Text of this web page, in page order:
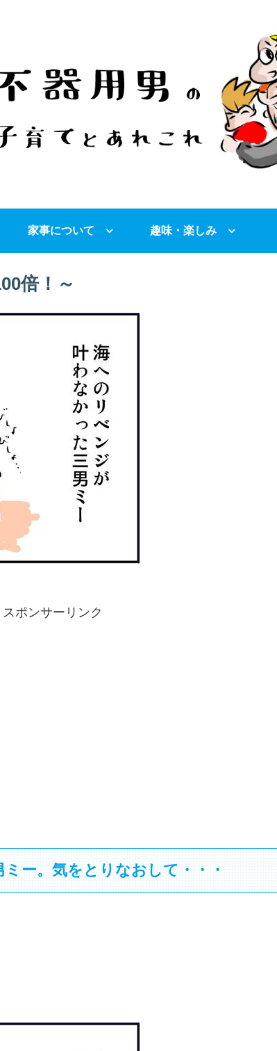
家事について 趣味・楽しみ
倍！～
スポンサーリンク
ー。気をとりなおして・・・